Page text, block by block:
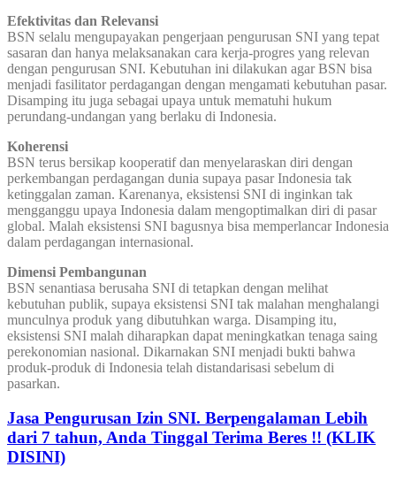
Efektivitas dan Relevansi
BSN selalu mengupayakan pengerjaan pengurusan SNI yang tepat
sasaran dan hanya melaksanakan cara kerja-progres yang relevan
dengan pengurusan SNI. Kebutuhan ini dilakukan agar BSN bisa
menjadi fasilitator perdagangan dengan mengamati kebutuhan pasar.
Disamping itu juga sebagai upaya untuk mematuhi hukum
perundang-undangan yang berlaku di Indonesia.
Koherensi
BSN terus bersikap kooperatif dan menyelaraskan diri dengan
perkembangan perdagangan dunia supaya pasar Indonesia tak
ketinggalan zaman. Karenanya, eksistensi SNI di inginkan tak
mengganggu upaya Indonesia dalam mengoptimalkan diri di pasar
global. Malah eksistensi SNI bagusnya bisa memperlancar Indonesia
dalam perdagangan internasional.
Dimensi Pembangunan
BSN senantiasa berusaha SNI di tetapkan dengan melihat
kebutuhan publik, supaya eksistensi SNI tak malahan menghalangi
munculnya produk yang dibutuhkan warga. Disamping itu,
eksistensi SNI malah diharapkan dapat meningkatkan tenaga saing
perekonomian nasional. Dikarnakan SNI menjadi bukti bahwa
produk-produk di Indonesia telah distandarisasi sebelum di
pasarkan.
Jasa Pengurusan Izin SNI. Berpengalaman Lebih
dari 7 tahun, Anda Tinggal Terima Beres !! (KLIK
DISINI)